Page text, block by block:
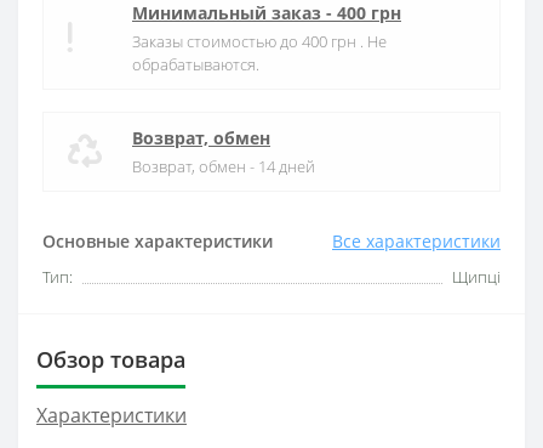
Основные характеристики Все характеристики
Тип: Щипці
Минимальный заказ - 400 грн
Заказы стоимостью до 400 грн . Не
обрабатываются.
Возврат, обмен
Возврат, обмен - 14 дней
Обзор товара
Характеристики